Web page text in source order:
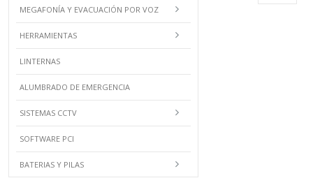
MEGAFONÍA Y EVACUACIÓN POR VOZ
HERRAMIENTAS
LINTERNAS
ALUMBRADO DE EMERGENCIA
SISTEMAS CCTV
SOFTWARE PCI
BATERIAS Y PILAS